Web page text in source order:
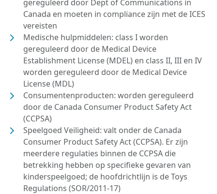
gereguleerd door Dept of Communications in
Canada en moeten in compliance zijn met de ICES
vereisten
Medische hulpmiddelen: class I worden
gereguleerd door de Medical Device
Establishment License (MDEL) en class II, III en IV
worden gereguleerd door de Medical Device
License (MDL)
Consumentenproducten: worden gereguleerd
door de Canada Consumer Product Safety Act
(CCPSA)
Speelgoed Veiligheid: valt onder de Canada
Consumer Product Safety Act (CCPSA). Er zijn
meerdere regulaties binnen de CCPSA die
betrekking hebben op specifieke gevaren van
kinderspeelgoed; de hoofdrichtlijn is de Toys
Regulations (SOR/2011-17)